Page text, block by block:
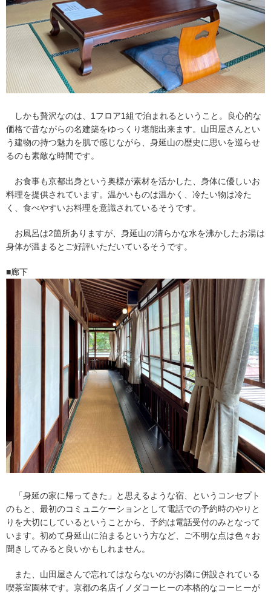
しかも贅沢なのは、1フロア1組で泊まれるということ。良心的な
価格で昔ながらの名建築をゆっくり堪能出来ます。山田屋さんとい
う建物の持つ魅力を肌で感じながら、身延山の歴史に思いを巡らせ
るのも素敵な時間です。
お食事も京都出身という奥様が素材を活かした、身体に優しいお
料理を提供されています。温かいものは温かく、冷たい物は冷た
く、食べやすいお料理を意識されているそうです。
お風呂は2箇所ありますが、身延山の清らかな水を沸かしたお湯は
身体が温まるとご好評いただいているそうです。
■廊下
「身延の家に帰ってきた」と思えるような宿、というコンセプト
のもと、最初のコミュニケーションとして電話での予約時のやりと
りを大切にしているということから、予約は電話受付のみとなって
います。初めて身延山に泊まるという方など、ご不明な点は色々お
聞きしてみると良いかもしれません。
また、山田屋さんで忘れてはならないのがお隣に併設されている
喫茶室園林です。京都の名店イノダコーヒーの本格的なコーヒーが